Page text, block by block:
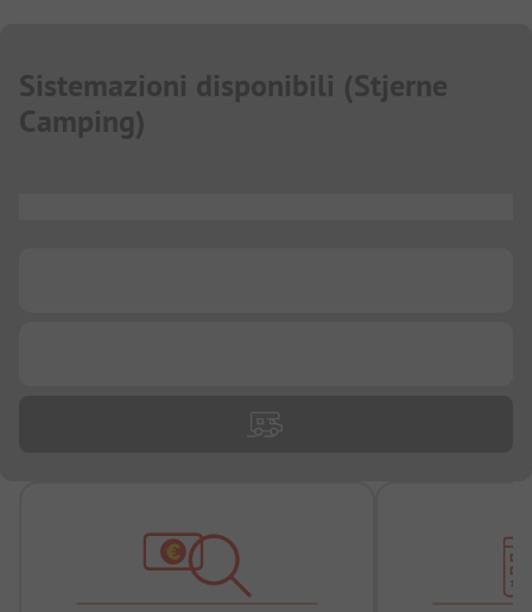
Sistemazioni disponibili (Stjerne
Camping)